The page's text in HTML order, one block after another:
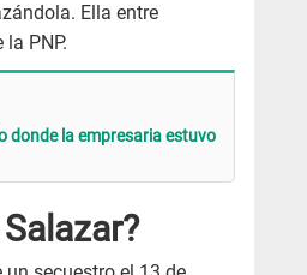
Ella entre
PNP.
donde la empresaria estuvo